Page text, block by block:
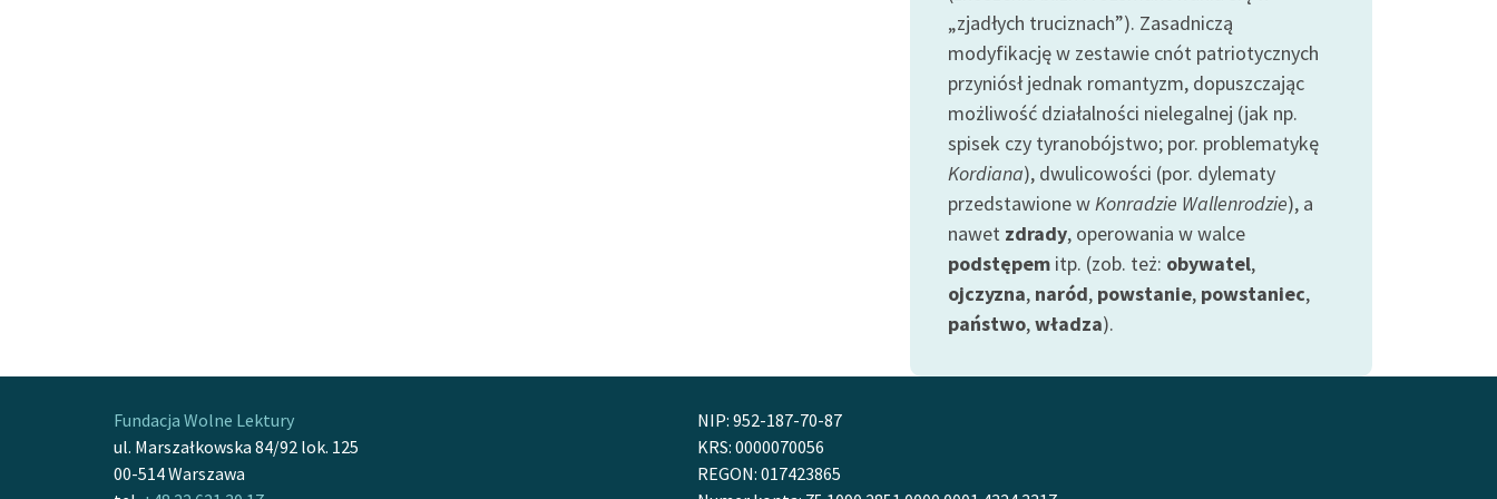
„zjadłych truciznach”). Zasadniczą
modyfikację w zestawie cnót patriotycznych
przyniósł jednak romantyzm, dopuszczając
możliwość działalności nielegalnej (jak np.
spisek czy tyranobójstwo; por. problematykę
Kordiana), dwulicowości (por. dylematy
przedstawione wKonradzie Wallenrodzie), a
nawet zdrady, operowania w walce
podstępem itp. (zob. też: obywatel,
ojczyzna, naród, powstanie, powstaniec,
państwo,władza).
Fundacja Wolne Lektury
ul. Marszałkowska 84/92 lok. 125
00-514 Warszawa
NIP: 952-187-70-87
KRS: 0000070056
REGON: 017423865